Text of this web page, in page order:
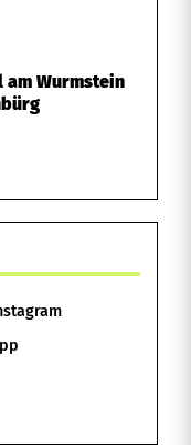
Wurmstein